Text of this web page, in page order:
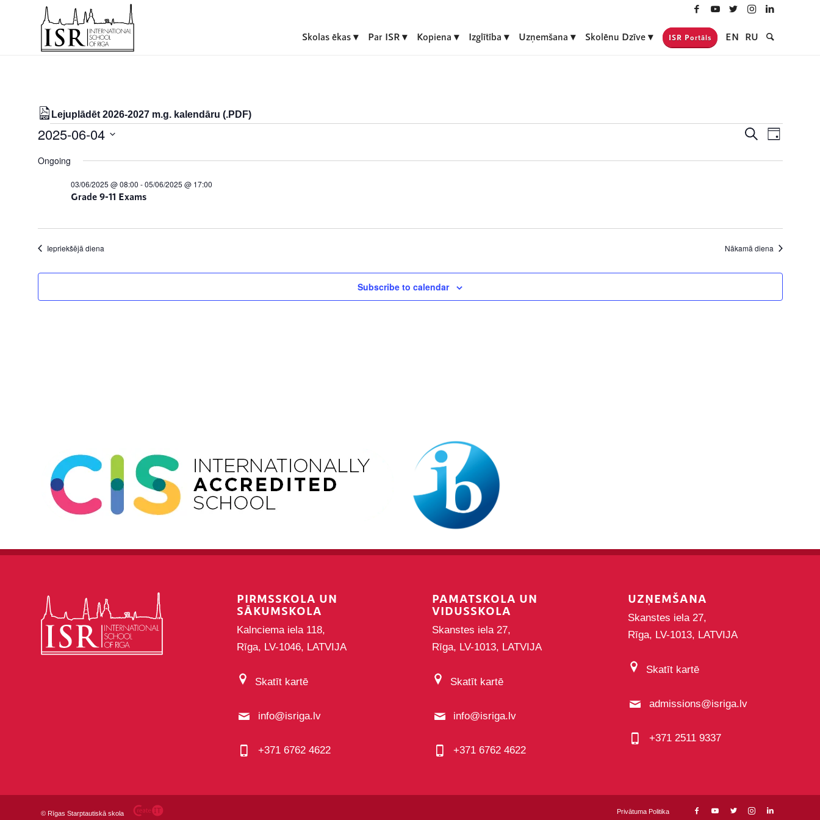
Skolas ēkas Par ISR Kopiena Izglītība Uzņemšana Skolēnu Dzīve ISR Portāls EN RU
Lejuplādēt 2026-2027 m.g. kalendāru (.PDF)
Notikumi
for
04/06/2025
Notikumi
MeklētEvent
Views
Day
2025-06-04
date.
Ongoing
Grade 9-11 Exams
03/06/2025 @ 08:00 -05/06/2025 @ 17:00
Iepriekšējā diena Nākamā diena
Subscribe to calendar
PIRMSSKOLA UN
SĀKUMSKOLA
Kalnciema iela 118,
Rīga, LV-1046, LATVIJA
Skatīt kartē
info@isriga.lv
+371 6762 4622
PAMATSKOLA UN
VIDUSSKOLA
Skanstes iela 27,
Rīga, LV-1013, LATVIJA
Skatīt kartē
info@isriga.lv
+371 6762 4622
UZŅEMŠANA
Skanstes iela 27,
Rīga, LV-1013, LATVIJA
Skatīt kartē
admissions@isriga.lv
+371 2511 9337
© Rīgas Starptautiskā skola Privātuma Politika